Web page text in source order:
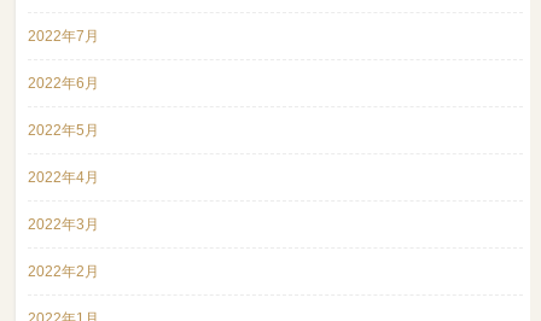
2022年7月
2022年6月
2022年5月
2022年4月
2022年3月
2022年2月